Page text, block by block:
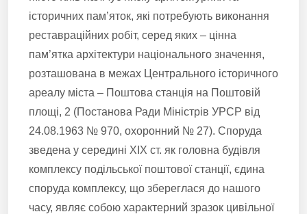
історичних пам’яток, які потребують виконання
реставраційних робіт, серед яких – цінна
пам’ятка архітектури національного значення,
розташована в межах Центрального історичного
ареалу міста – Поштова станція на Поштовій
площі, 2 (Постанова Ради Міністрів УРСР від
24.08.1963 № 970, охоронний № 27). Споруда
зведена у середині ХІХ ст. як головна будівля
комплексу подільської поштової станції, єдина
споруда комплексу, що збереглася до нашого
часу, являє собою характерний зразок цивільної